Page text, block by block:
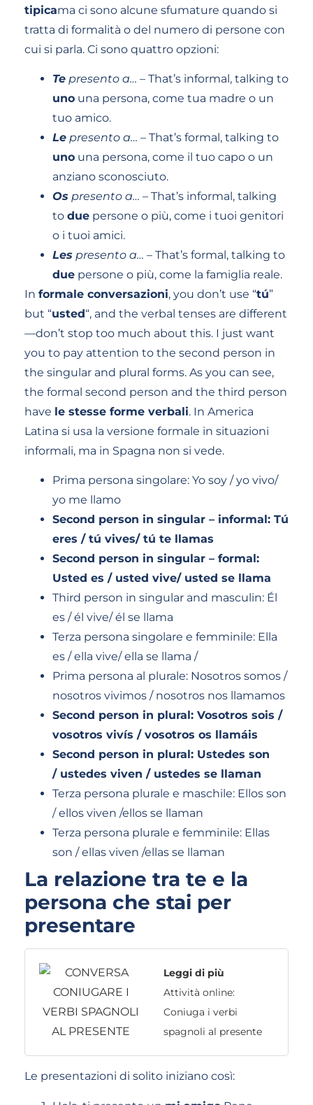
tipicama ci sono alcune sfumature quando si
tratta di formalità o del numero di persone con
cui si parla. Ci sono quattro opzioni:
Te presento a… – That’s informal, talking to
uno una persona, come tua madre o un
tuo amico.
Le presento a… – That’s formal, talking to
uno una persona, come il tuo capo o un
anziano sconosciuto.
Os presento a… – That’s informal, talking
to due persone o più, come i tuoi genitori
o i tuoi amici.
Les presento a… – That’s formal, talking to
due persone o più, come la famiglia reale.
In formale conversazioni, you don’t use “tú”
but “usted“, and the verbal tenses are different
—don’t stop too much about this. I just want
you to pay attention to the second person in
the singular and plural forms. As you can see,
the formal second person and the third person
have le stesse forme verbali. In America
Latina si usa la versione formale in situazioni
informali, ma in Spagna non si vede.
Prima persona singolare: Yo soy / yo vivo/
yo me llamo
Second person in singular – informal: Tú
eres / tú vives/ tú te llamas
Second person in singular – formal:
Usted es / usted vive/ usted se llama
Third person in singular and masculin: Él
es / él vive/ él se llama
Terza persona singolare e femminile: Ella
es / ella vive/ ella se llama /
Prima persona al plurale: Nosotros somos /
nosotros vivimos / nosotros nos llamamos
Second person in plural: Vosotros sois /
vosotros vivís / vosotros os llamáis
Second person in plural: Ustedes son
/ ustedes viven / ustedes se llaman
Terza persona plurale e maschile: Ellos son
/ ellos viven /ellos se llaman
Terza persona plurale e femminile: Ellas
son / ellas viven /ellas se llaman
La relazione tra te e la
persona che stai per
presentare
Leggi di più
Attività online:
Coniuga i verbi
spagnoli al presente
Le presentazioni di solito iniziano così: